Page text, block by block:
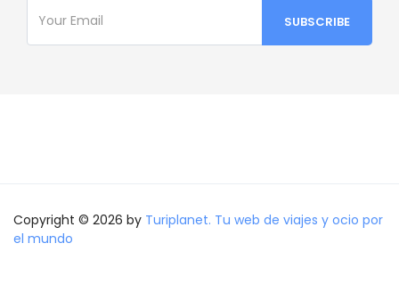
Copyright © 2026 by Turiplanet. Tu web de viajes y ocio por
el mundo